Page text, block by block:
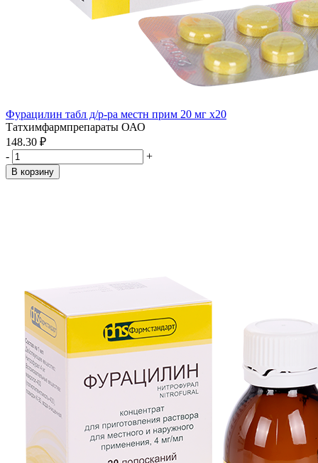
Фурацилин табл д/р-ра местн прим 20 мг x20
Татхимфармпрепараты ОАО
148.30 ₽
-
+
В корзину